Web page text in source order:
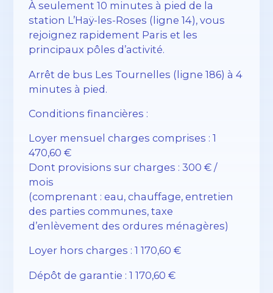
À seulement 10 minutes à pied de la
station L’Haÿ-les-Roses (ligne 14), vous
rejoignez rapidement Paris et les
principaux pôles d’activité.
Arrêt de bus Les Tournelles (ligne 186) à 4
minutes à pied.
Conditions financières :
Loyer mensuel charges comprises : 1
470,60 €
Dont provisions sur charges : 300 € /
mois
(comprenant : eau, chauffage, entretien
des parties communes, taxe
d’enlèvement des ordures ménagères)
Loyer hors charges : 1 170,60 €
Dépôt de garantie : 1 170,60 €